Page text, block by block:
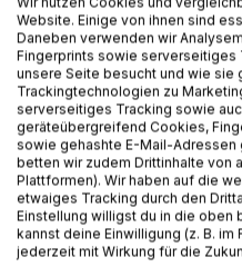
fassung aller biblischen
ermöglicht es dir, einen
zu gewinnen, den
verstehen und einen
Inhalt der Bibel und deinem
herzustellen.
Die Bibel ist nichts
dieses Buch zu Seinen
in Beziehung treten will.
berühren, deinem Leben
und dir damit eine ganz
Website. Einige von ihnen sind
Daneben verwenden wir
Fingerprints sowie serverseitiges
unsere Seite besucht und wie sie
Trackingtechnologien zu
serverseitiges Tracking sowie
geräteübergreifend Cookies,
sowie gehashte E-Mail-Adressen
betten wir zudem Drittinhalte von
Plattformen). Wir haben auf die
etwaiges Tracking durch den
Einstellung willigst du in die oben
kannst deine Einwilligung (z. B. im
jederzeit mit Wirkung für die